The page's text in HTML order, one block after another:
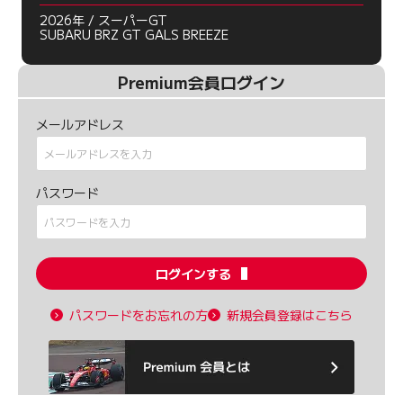
2026年 / スーパーGT
SUBARU BRZ GT GALS BREEZE
Premium会員ログイン
メールアドレス
パスワード
ログインする
パスワードをお忘れの方 新規会員登録はこちら